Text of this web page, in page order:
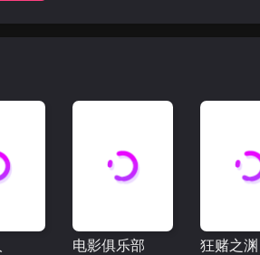
电影俱乐部 狂赌之渊